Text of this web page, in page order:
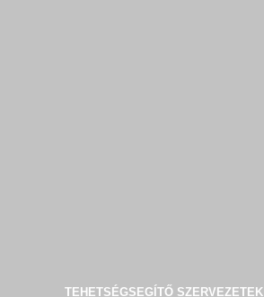
TEHETSÉGSEGÍTŐ SZERVEZETEK